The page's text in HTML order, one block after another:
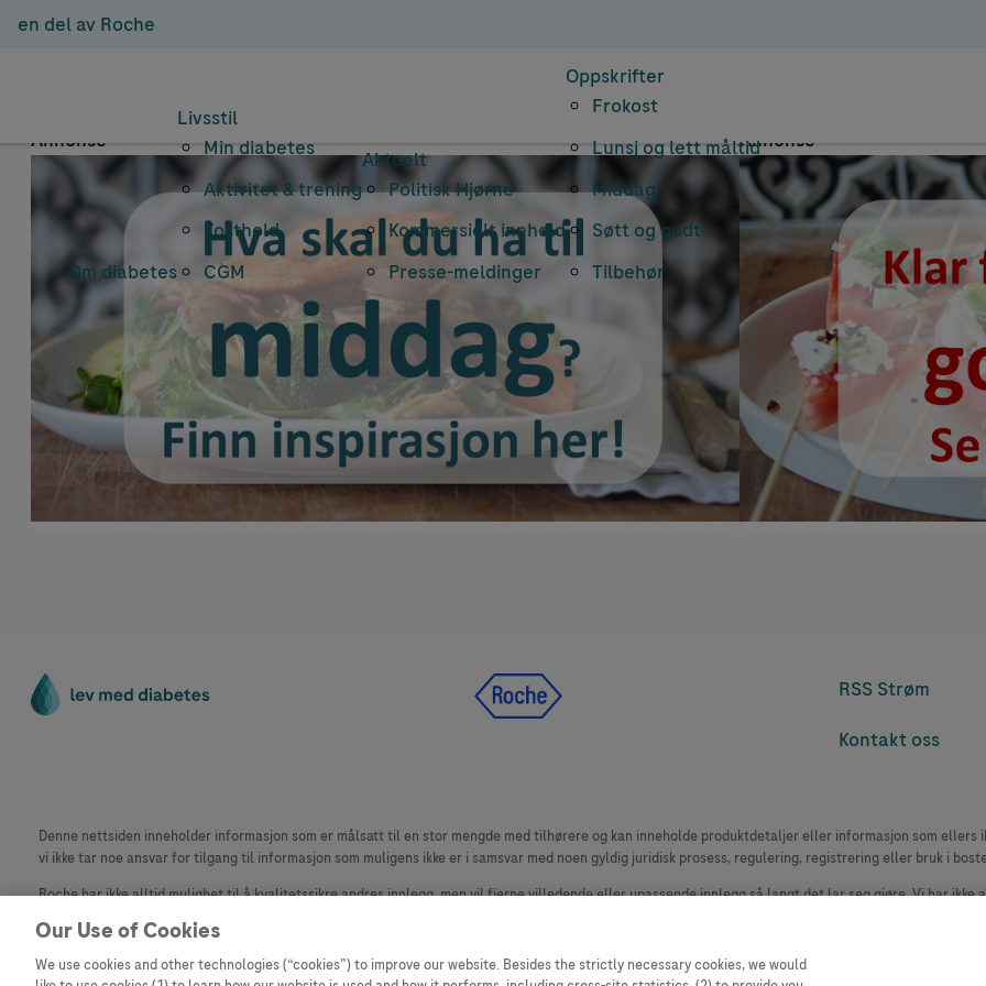
en del av Roche
Om diabetes
Livsstil
Min diabetes
Aktivitet & trening
Kosthold
CGM
Aktuelt
Politisk Hjørne
Kommersielt innhold
Presse-meldinger
Oppskrifter
Frokost
Lunsj og lett måltid
Middag
Søtt og godt
Tilbehør
Emnearkiv:
Annonse Annonse
RSS Strøm
Kontakt oss
Denne nettsiden inneholder informasjon som er målsatt til en stor mengde med tilhørere og kan inneholde produktdetaljer eller informasjon som
vi ikke tar noe ansvar for tilgang til informasjon som muligens ikke er i samsvar med noen gyldig juridisk prosess, regulering, registrering eller bruk i
Roche har ikke alltid mulighet til å kvalitetssikre andres innlegg, men vil fjerne villedende eller upassende innlegg så langt det lar seg gjøre. Vi har ikke
materiale fra dette nettstedet for bruk annet sted er ikke tillatt uten avtale. Nettstedet selger plass til annonsører, og slikt innhold er merket.
Our Use of Cookies
We use cookies and other technologies (“cookies”) to improve our website. Besides the strictly necessary cookies, we would